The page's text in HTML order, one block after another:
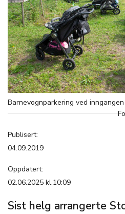
Barnevognparkering ved
Publisert:
04.09.2019
Oppdatert:
02.06.2025 kl.10:09
Sist helg arrangerte